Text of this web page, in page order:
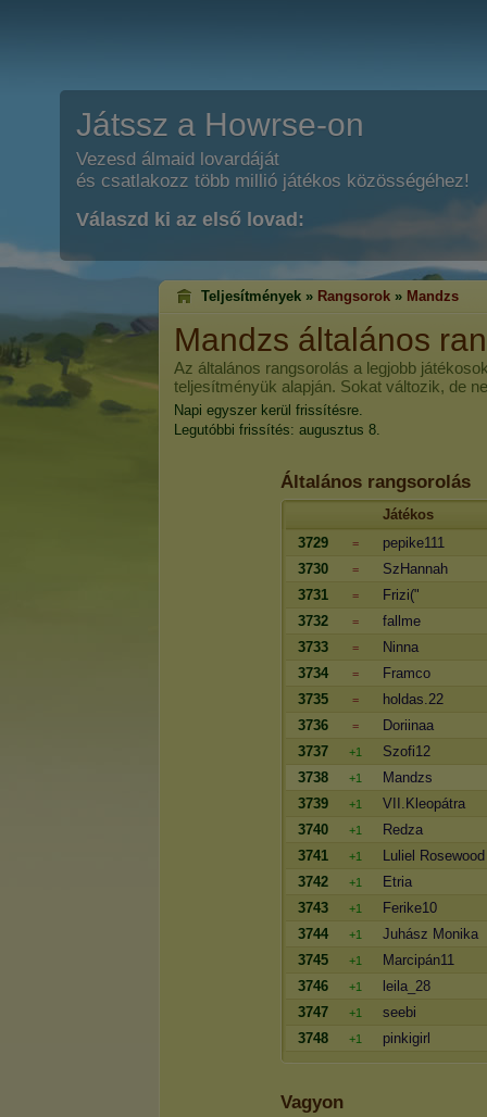
Játssz a Howrse-on
Vezesd álmaid lovardáját
és csatlakozz több millió játékos közösségéhez!
Válaszd ki az első lovad:
Teljesítmények » Rangsorok » Mandzs
Mandzs általános
Az általános rangsorolás a legjobb
teljesítményük alapján. Sokat változik, de
Napi egyszer kerül frissítésre.
Legutóbbi frissítés: augusztus 8.
Általános rangsorolás
Játékos
3729
=
pepike111
3730
=
SzHannah
3731
=
Frizi("
3732
=
fallme
3733
=
Ninna
3734
=
Framco
3735
=
holdas.22
3736
=
Doriinaa
3737
+1
Szofi12
3738
+1
Mandzs
3739
+1
VII.Kleopátra
3740
+1
Redza
3741
+1
Luliel Rosewood
3742
+1
Etria
3743
+1
Ferike10
3744
+1
Juhász Monika
3745
+1
Marcipán11
3746
+1
leila_28
3747
+1
seebi
3748
+1 pinkigirl
Vagyon